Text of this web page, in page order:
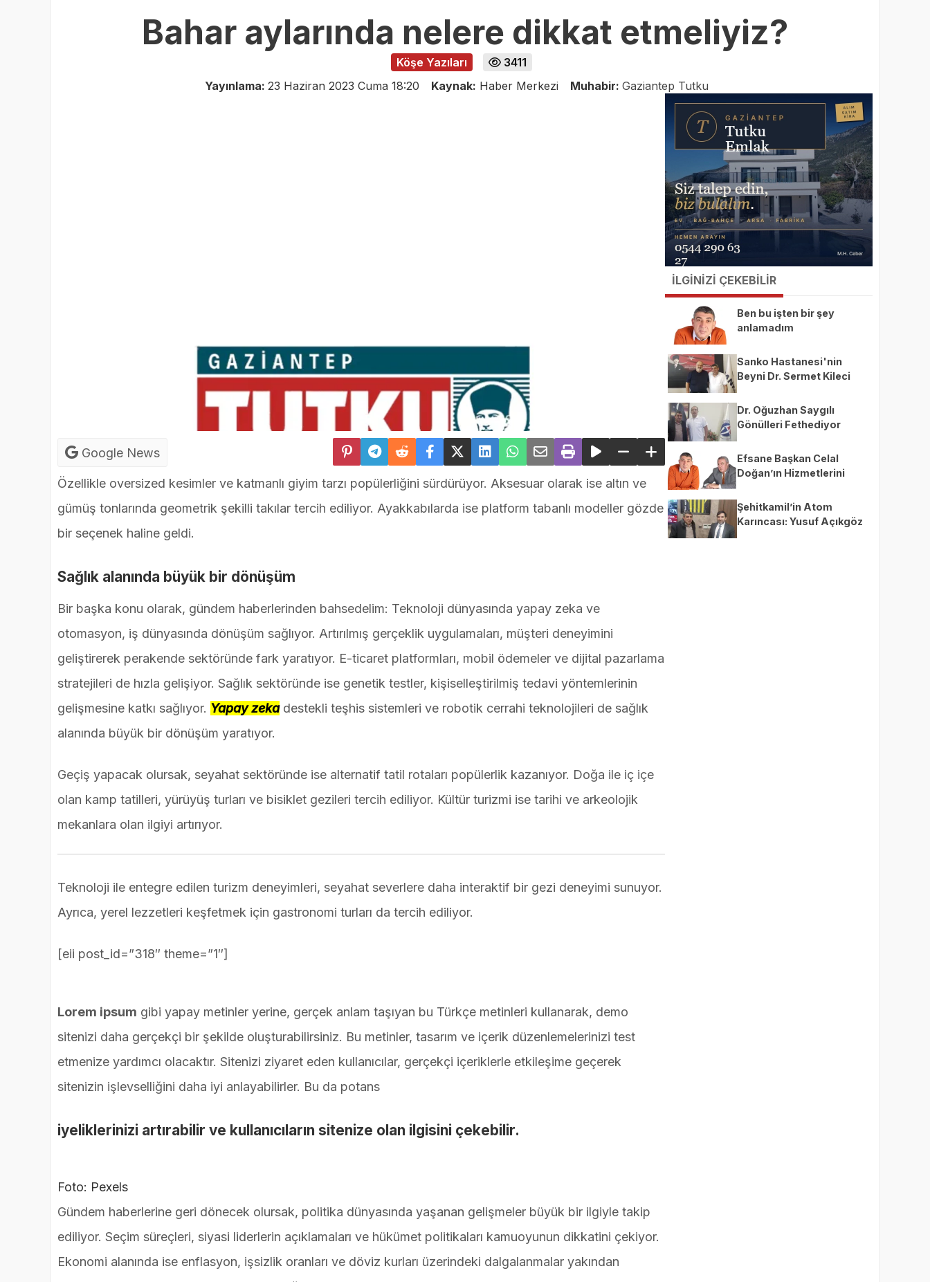
Bahar aylarında nelere dikkat etmeliyiz?
Köşe Yazıları
3411
Yayınlama: 23 Haziran 2023 Cuma 18:20 Kaynak: Haber Merkezi Muhabir: Gaziantep Tutku
Google News
Özellikle oversized kesimler ve katmanlı giyim tarzı popülerliğini sürdürüyor. Aksesuar olarak ise altın ve
gümüş tonlarında geometrik şekilli takılar tercih ediliyor. Ayakkabılarda ise platform tabanlı modeller gözde
bir seçenek haline geldi.
Sağlık alanında büyük bir dönüşüm
Bir başka konu olarak, gündem haberlerinden bahsedelim: Teknoloji dünyasında yapay zeka ve
otomasyon, iş dünyasında dönüşüm sağlıyor. Artırılmış gerçeklik uygulamaları, müşteri deneyimini
geliştirerek perakende sektöründe fark yaratıyor. E-ticaret platformları, mobil ödemeler ve dijital pazarlama
stratejileri de hızla gelişiyor. Sağlık sektöründe ise genetik testler, kişiselleştirilmiş tedavi yöntemlerinin
gelişmesine katkı sağlıyor. Yapay zekadestekli teşhis sistemleri ve robotik cerrahi teknolojileri de sağlık
alanında büyük bir dönüşüm yaratıyor.
Geçiş yapacak olursak, seyahat sektöründe ise alternatif tatil rotaları popülerlik kazanıyor. Doğa ile iç içe
olan kamp tatilleri, yürüyüş turları ve bisiklet gezileri tercih ediliyor. Kültür turizmi ise tarihi ve arkeolojik
mekanlara olan ilgiyi artırıyor.
Teknoloji ile entegre edilen turizm deneyimleri, seyahat severlere daha interaktif bir gezi deneyimi sunuyor.
Ayrıca, yerel lezzetleri keşfetmek için gastronomi turları da tercih ediliyor.
[eii post_id=”318″ theme=”1″]
Lorem ipsum gibi yapay metinler yerine, gerçek anlam taşıyan bu Türkçe metinleri kullanarak, demo
sitenizi daha gerçekçi bir şekilde oluşturabilirsiniz. Bu metinler, tasarım ve içerik düzenlemelerinizi test
etmenize yardımcı olacaktır. Sitenizi ziyaret eden kullanıcılar, gerçekçi içeriklerle etkileşime geçerek
sitenizin işlevselliğini daha iyi anlayabilirler. Bu da potans
iyeliklerinizi artırabilir ve kullanıcıların sitenize olan ilgisini çekebilir.
Foto: Pexels
Gündem haberlerine geri dönecek olursak, politika dünyasında yaşanan gelişmeler büyük bir ilgiyle takip
ediliyor. Seçim süreçleri, siyasi liderlerin açıklamaları ve hükümet politikaları kamuoyunun dikkatini çekiyor.
Ekonomi alanında ise enflasyon, işsizlik oranları ve döviz kurları üzerindeki dalgalanmalar yakından
İLGİNİZİ ÇEKEBİLİR
Ben bu işten bir şey
anlamadım
Sanko Hastanesi'nin
Beyni Dr. Sermet Kileci
Dr. Oğuzhan Saygılı
Gönülleri Fethediyor
Efsane Başkan Celal
Doğan’ın Hizmetlerini
Şehitkamil’in Atom
Karıncası: Yusuf Açıkgöz